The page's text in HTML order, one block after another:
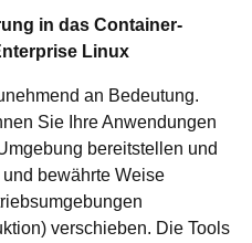
in das Container-
Linux
an Bedeutung.
Sie Ihre Anwendungen
bereitstellen und
bewährte Weise
verschieben. Die Tools